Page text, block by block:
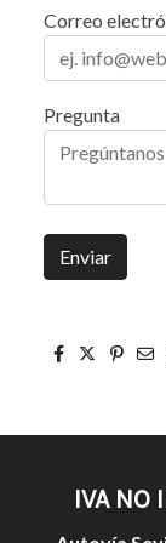
Correo
Pregunta
Enviar
IVA NO